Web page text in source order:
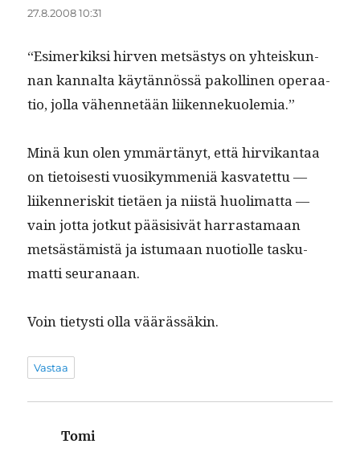
27.8.2008 10:31
“Esimerkik­si hir­ven met­sästys on yhteiskun­
nan kannal­ta käytän­nössä pakolli­nen oper­aa­
tio, jol­la vähen­netään liikennekuolemia.”
Minä kun olen ymmärtänyt, että hirvikan­taa
on tietois­es­ti vuosikym­meniä kas­vatet­tu —
liiken­ner­iskit tietäen ja niistä huoli­mat­ta —
vain jot­ta jotkut pää­si­sivät har­ras­ta­maan
met­sästämistä ja istu­maan nuo­ti­olle tasku­
mat­ti seuranaan.
Voin tietysti olla väärässäkin.
Vastaa
Tomi